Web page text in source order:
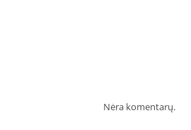
Nėra komentarų.